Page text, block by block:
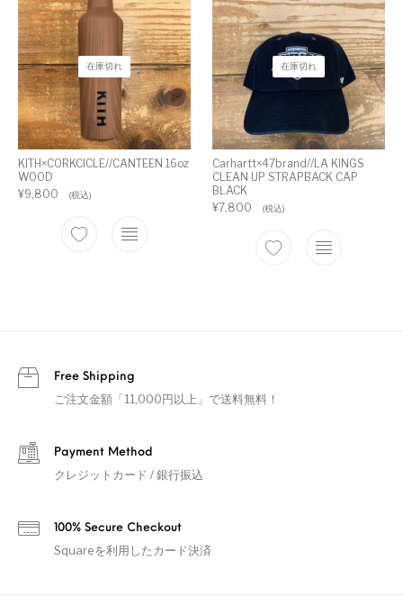
在庫切れ
KITH×CORKCICLE//CANTEEN 16oz
WOOD
¥9,800 (税込)
在庫切れ
Carhartt×47brand//LA KINGS
CLEAN UP STRAPBACK CAP
BLACK
¥7,800 (税込)
Free Shipping
ご注文金額「11,000円以上」で送料無料！
Payment Method
クレジットカード / 銀行振込
100% Secure Checkout
Squareを利用したカード決済